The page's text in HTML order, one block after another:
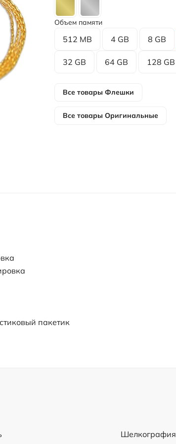
Объем памяти
512 MB 4 GB 8 GB
32 GB 64 GB 128 GB
Все товары Флешки
Все товары Оригинальные
пакетик
Шелкография